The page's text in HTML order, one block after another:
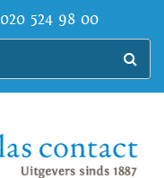
020 524 98 00